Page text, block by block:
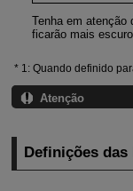
Tenha em atenção
ficarão mais
1: Quando definido
Atenção
Definições